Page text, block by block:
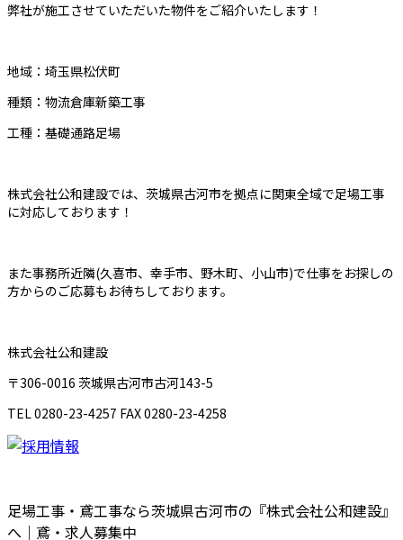
弊社が施工させていただいた物件をご紹介いたします！
地域：埼玉県松伏町
種類：物流倉庫新築工事
工種：基礎通路足場
株式会社公和建設では、茨城県古河市を拠点に関東全域で足場工事
に対応しております！
また事務所近隣(久喜市、幸手市、野木町、小山市)で仕事をお探しの
方からのご応募もお待ちしております。
株式会社公和建設
〒306-0016 茨城県古河市古河143-5
TEL 0280-23-4257 FAX 0280-23-4258
足場工事・鳶工事なら茨城県古河市の『株式会社公和建設』
へ｜鳶・求人募集中